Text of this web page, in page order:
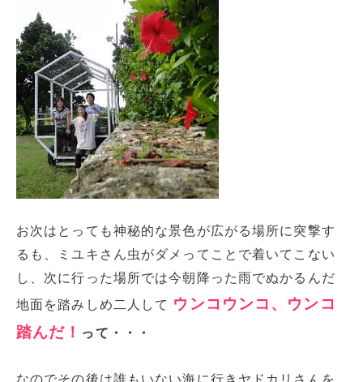
お次はとっても神秘的な景色が広がる場所に突撃す
るも、ミユキさん虫がダメってことで着いてこない
し、次に行った場所では今朝降った雨でぬかるんだ
地面を踏みしめ二人して ウンコウンコ、ウンコ
踏んだ！ って・・・
なのでその後は誰もいない海に行きヤドカリさんを